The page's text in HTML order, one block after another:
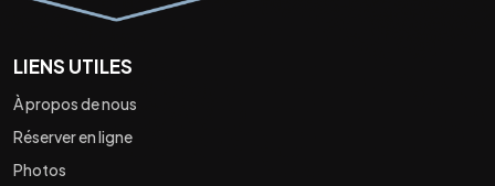
LIENS UTILES
À propos de nous
Réserver en ligne
Photos